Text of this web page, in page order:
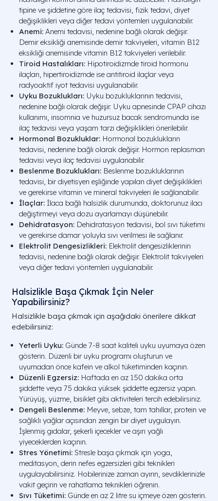
tipine ve şiddetine göre ilaç tedavisi, fizik tedavi, diyet
değişiklikleri veya diğer tedavi yöntemleri uygulanabilir.
Anemi: Anemi tedavisi, nedenine bağlı olarak değişir.
Demir eksikliği anemisinde demir takviyeleri, vitamin B12
eksikliği anemisinde vitamin B12 takviyeleri verilebilir.
Tiroid Hastalıkları: Hipotiroidizmde tiroid hormonu
ilaçları, hipertiroidizmde ise antitiroid ilaçlar veya
radyoaktif iyot tedavisi uygulanabilir.
Uyku Bozuklukları: Uyku bozukluklarının tedavisi,
nedenine bağlı olarak değişir. Uyku apnesinde CPAP cihazı
kullanımı, insomnia ve huzursuz bacak sendromunda ise
ilaç tedavisi veya yaşam tarzı değişiklikleri önerilebilir.
Hormonal Bozukluklar: Hormonal bozuklukların
tedavisi, nedenine bağlı olarak değişir. Hormon replasman
tedavisi veya ilaç tedavisi uygulanabilir.
Beslenme Bozuklukları: Beslenme bozukluklarının
tedavisi, bir diyetisyen eşliğinde yapılan diyet değişiklikleri
ve gerekirse vitamin ve mineral takviyeleri ile sağlanabilir.
İlaçlar: İlaca bağlı halsizlik durumunda, doktorunuz ilacı
değiştirmeyi veya dozu ayarlamayı düşünebilir.
Dehidratasyon: Dehidratasyon tedavisi, bol sıvı tüketimi
ve gerekirse damar yoluyla sıvı verilmesi ile sağlanır.
Elektrolit Dengesizlikleri: Elektrolit dengesizliklerinin
tedavisi, nedenine bağlı olarak değişir. Elektrolit takviyeleri
veya diğer tedavi yöntemleri uygulanabilir.
Halsizlikle Başa Çıkmak İçin Neler
Yapabilirsiniz?
Halsizlikle başa çıkmak için aşağıdaki önerilere dikkat
edebilirsiniz:
Yeterli Uyku: Günde 7-8 saat kaliteli uyku uyumaya özen
gösterin. Düzenli bir uyku programı oluşturun ve
uyumadan önce kafein ve alkol tüketiminden kaçının.
Düzenli Egzersiz: Haftada en az 150 dakika orta
şiddette veya 75 dakika yüksek şiddette egzersiz yapın.
Yürüyüş, yüzme, bisiklet gibi aktiviteleri tercih edebilirsiniz.
Dengeli Beslenme: Meyve, sebze, tam tahıllar, protein ve
sağlıklı yağlar açısından zengin bir diyet uygulayın.
İşlenmiş gıdalar, şekerli içecekler ve aşırı yağlı
yiyeceklerden kaçının.
Stres Yönetimi: Stresle başa çıkmak için yoga,
meditasyon, derin nefes egzersizleri gibi teknikleri
uygulayabilirsiniz. Hobilerinize zaman ayırın, sevdiklerinizle
vakit geçirin ve rahatlama teknikleri öğrenin.
Sıvı Tüketimi: Günde en az 2 litre su içmeye özen gösterin.